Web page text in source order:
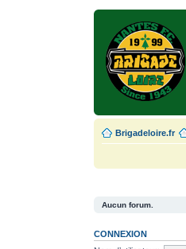
Brigadeloire.fr
Aucun forum.
CONNEXION